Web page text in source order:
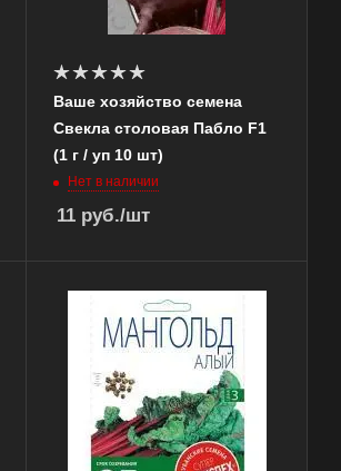
Ваше хозяйство семена
Свекла столовая Пабло F1
(1 г / уп 10 шт)
Нет в наличии
11 руб./шт